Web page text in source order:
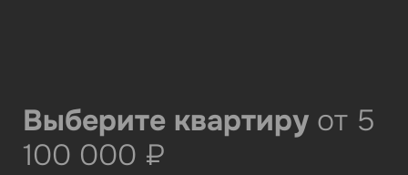
Выберите квартиру от 5
100 000 ₽